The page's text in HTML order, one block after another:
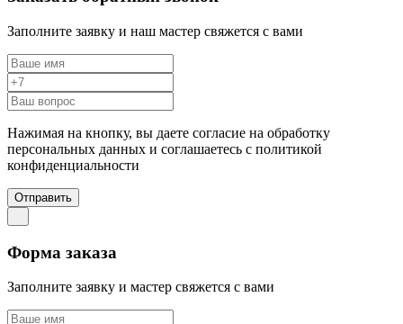
Заполните заявку и наш мастер свяжется с вами
Нажимая на кнопку, вы даете согласие на обработку
персональных данных и соглашаетесь c политикой
конфиденциальности
Отправить
Форма заказа
Заполните заявку и мастер свяжется с вами